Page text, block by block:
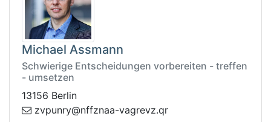
Michael Assmann
Schwierige Entscheidungen vorbereiten - treffen
- umsetzen
13156 Berlin
rq.zverg
av-aanzffn@yrnupvz